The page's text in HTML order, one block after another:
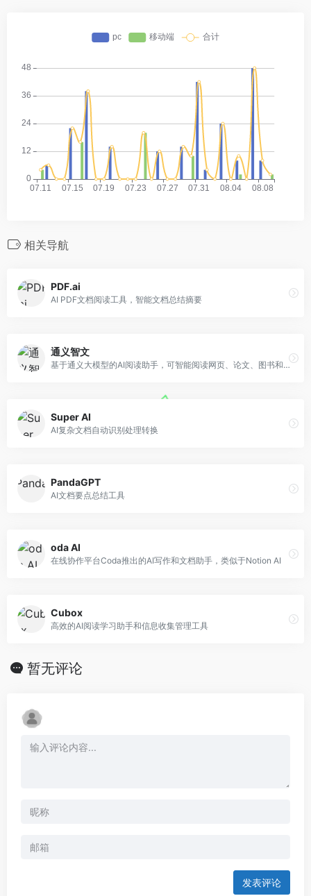
相关导航
PDF.ai
AI PDF文档阅读工具，智能文档总结摘要
通义智文
基于通义大模型的AI阅读助手，可智能阅读网页、论文、图书和文档
Super AI
AI复杂文档自动识别处理转换
PandaGPT
AI文档要点总结工具
oda AI
在线协作平台Coda推出的AI写作和文档助手，类似于Notion AI
Cubox
高效的AI阅读学习助手和信息收集管理工具
暂无评论
发表评论